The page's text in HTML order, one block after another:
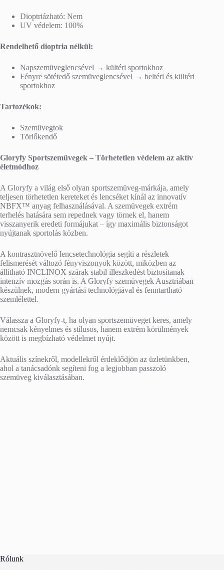
Dioptriázható: Nem
UV védelem: 100%
Rendelhető dioptria nélkül:
Napszemüveglencsével → kültéri sportokhoz
Fényre sötétedő szemüveglencsével → beltéri és kültéri
sportokhoz
Tartozékok:
Szemüvegtok
Törlőkendő
Gloryfy Sportszemüvegek – Törhetetlen védelem az aktív
életmódhoz
A Gloryfy a világ első olyan sportszemüveg-márkája, amely
teljesen törhetetlen kereteket és lencséket kínál az innovatív
NBFX™ anyag felhasználásával. A szemüvegek extrém
terhelés hatására sem repednek vagy törnek el, hanem
visszanyerik eredeti formájukat – így maximális biztonságot
nyújtanak sportolás közben.
A kontrasztnövelő lencsetechnológia segíti a részletek
felismerését változó fényviszonyok között, miközben az
állítható INCLINOX szárak stabil illeszkedést biztosítanak
intenzív mozgás során is. A Gloryfy szemüvegek Ausztriában
készülnek, modern gyártási technológiával és fenntartható
szemlélettel.
Válassza a Gloryfy-t, ha olyan sportszemüveget keres, amely
nemcsak kényelmes és stílusos, hanem extrém körülmények
között is megbízható védelmet nyújt.
Aktuális színekről, modellekről érdeklődjön az üzletünkben,
ahol a tanácsadónk segíteni fog a legjobban passzoló
szemüveg kiválasztásában.
Rólunk